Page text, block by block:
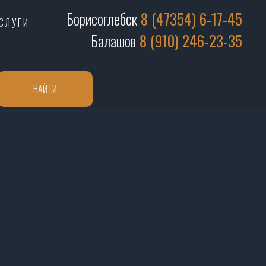
Борисоглебск8 (47354) 6-17-45
Балашов 8 (910) 246-23-35
НАЙТИ